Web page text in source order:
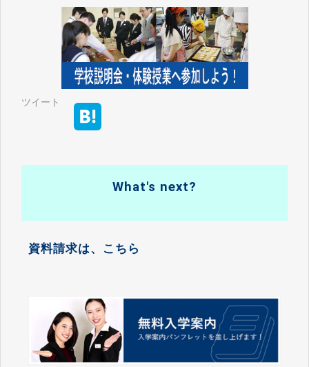
ツイート
What's next?
資料請求は、こちら